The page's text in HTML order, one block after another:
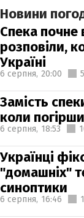
Новини
Спека почне
розповіли,
Україні
6 серпня, 20:00
Замість
коли
6 серпня, 18:53
Українці
"домашніх"
синоптики
6 серпня, 16:46